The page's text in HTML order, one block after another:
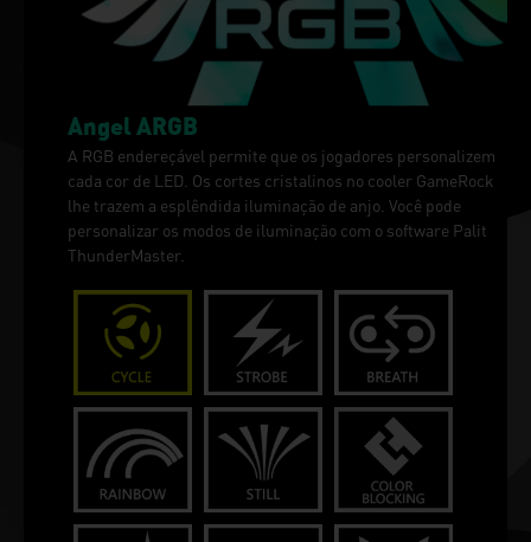
Angel ARGB
A RGB endereçável permite que os jogadores personalizem
cada cor de LED. Os cortes cristalinos no cooler GameRock
lhe trazem a esplêndida iluminação de anjo. Você pode
personalizar os modos de iluminação com o software Palit
ThunderMaster.